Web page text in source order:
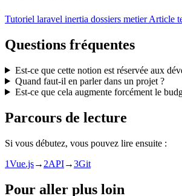
Tutoriel laravel inertia dossiers metier Article
Questions fréquentes
Est-ce que cette notion est réservée aux
Quand faut-il en parler dans un projet ?
Est-ce que cela augmente forcément le
Parcours de lecture
Si vous débutez, vous pouvez lire ensuite :
1Vue.js→ 2API→3Git
Pour aller plus loin